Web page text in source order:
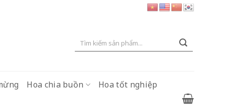
Tìm
Hoa chia buồn Hoa tốt nghiệp